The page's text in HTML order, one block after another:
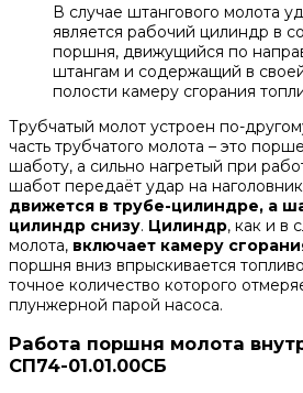
В случае штангового молота
является рабочий цилиндр в
поршня, движущийся по
штангам и содержащий в
полости камеру сгорания
Трубчатый молот устроен по-
часть трубчатого молота – это
шаботу, а сильно нагретый при
шабот передаёт удар на
движется в трубе-цилиндре, а
цилиндр снизу. Цилиндр, как и в
молота, включает камеру
поршня вниз впрыскивается
точное количество которого
плунжерной парой насоса.
Работа поршня молота
СП74-01.01.00СБ